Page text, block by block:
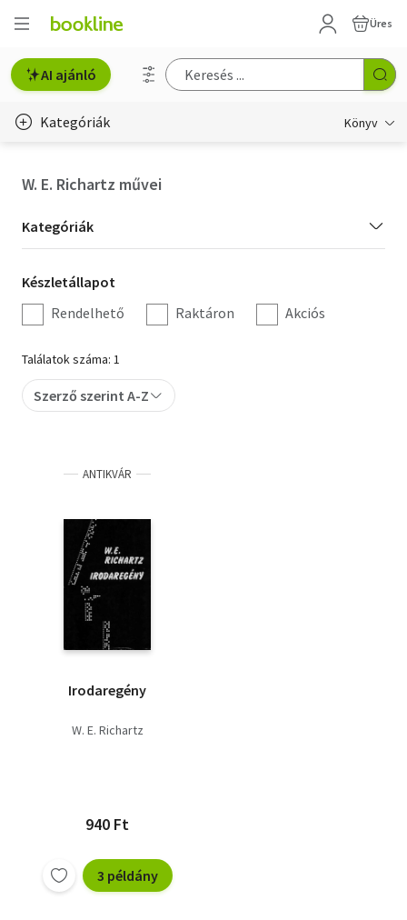
Üres
AI ajánló
Kategóriák Könyv
Hobbi, szabadidő
Irodalom
Művészet
Szakkönyv
Tankönyv, segédkönyv
Társadalomtudomány
Természettudomány
Történelem
W. E. Richartz művei
Kategória
szűrés
Kategóriák
Készletállapot
szűrés
Készletállapot
Rendelhető
Raktáron Akciós
Találatok száma: 1
Szerző szerint A-Z
ANTIKVÁR
Irodaregény
W. E. Richartz
940 Ft
3 példány